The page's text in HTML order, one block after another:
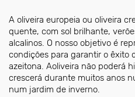
A oliveira europeia ou oliveira
quente, com sol brilhante,
alcalinos. O nosso objetivo é
condições para garantir o êxito
azeitona. Aoliveira não poderá
crescerá durante muitos anos
num jardim de inverno.